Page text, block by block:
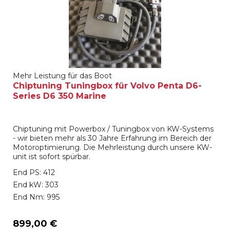
Mehr Leistung für das Boot
Chiptuning Tuningbox für Volvo Penta D6-
Series D6 350 Marine
Chiptuning mit Powerbox / Tuningbox von KW-Systems
- wir bieten mehr als 30 Jahre Erfahrung im Bereich der
Motoroptimierung. Die Mehrleistung durch unsere KW-
unit ist sofort spürbar.
End PS: 412
End kW: 303
End Nm: 995
899,00 €